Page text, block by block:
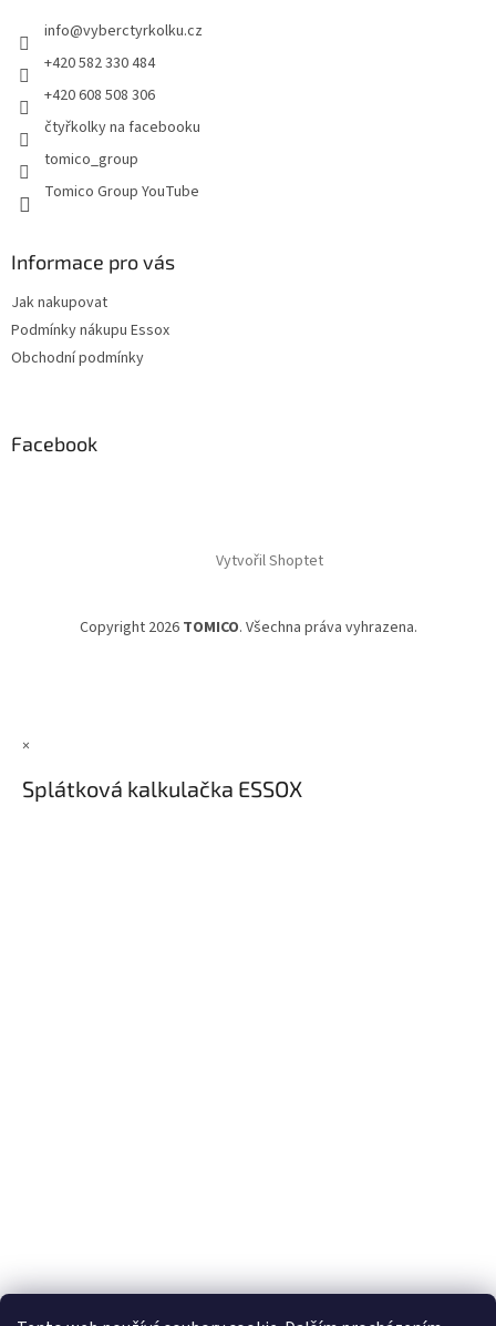
info@vyberctyrkolku.cz
+420 582 330 484
+420 608 508 306
čtyřkolky na facebooku
tomico_group
Tomico Group YouTube
Informace pro vás
Jak nakupovat
Podmínky nákupu Essox
Obchodní podmínky
Facebook
Vytvořil Shoptet
Copyright 2026 TOMICO. Všechna práva vyhrazena.
×
Splátková kalkulačka ESSOX